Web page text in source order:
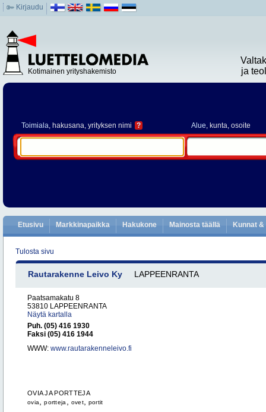
Kirjaudu
Kotimainen yrityshakemisto
ja
Toimiala, hakusana, yrityksen nimi ? Alue, kunta, osoite
Etusivu Markkinapaikka Hakukone Mainosta täällä Kunnat
Tulosta sivu
Rautarakenne Leivo Ky LAPPEENRANTA
Paatsamakatu 8
53810 LAPPEENRANTA
Näytä kartalla
Puh. (05) 416 1930
Faksi (05) 416 1944
WWW: www.rautarakenneleivo.fi
OVIA JA PORTTEJA
ovia ,portteja ovet, portit